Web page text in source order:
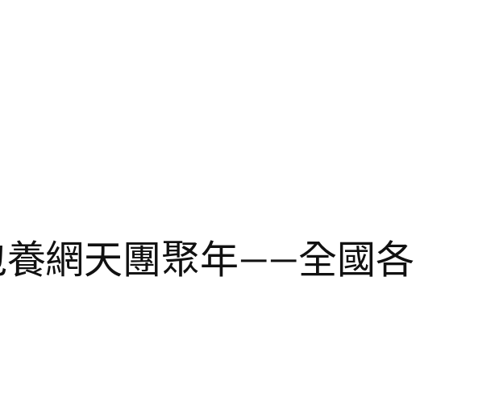
網天團聚年——全國各